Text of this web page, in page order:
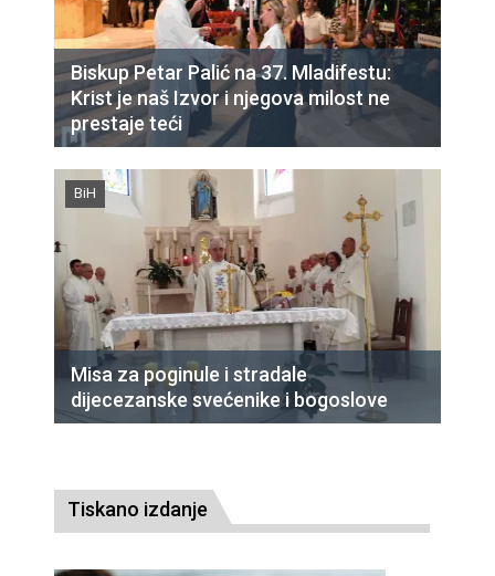
Biskup Petar Palić na 37. Mladifestu:
Krist je naš Izvor i njegova milost ne
prestaje teći
BiH
Misa za poginule i stradale
dijecezanske svećenike i bogoslove
Tiskano izdanje